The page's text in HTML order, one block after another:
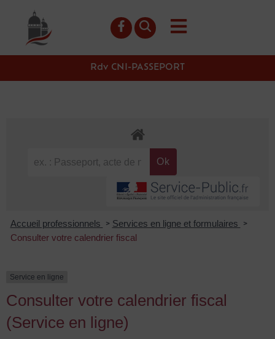
principal
Rdv CNI-PASSEPORT
Accueil professionnels > Services en ligne et formulaires >
Consulter votre calendrier fiscal
Service en ligne
Consulter votre calendrier fiscal
(Service en ligne)